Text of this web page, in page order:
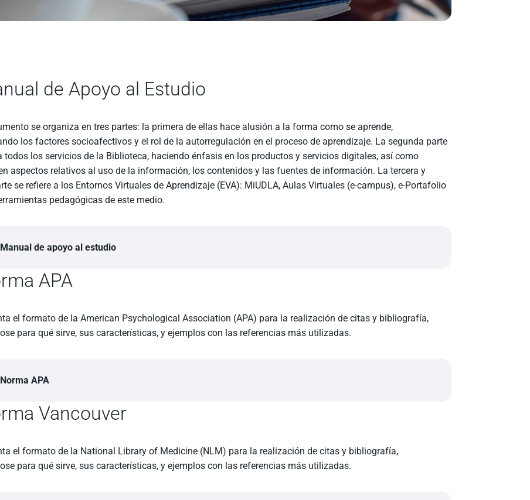
de Apoyo al Estudio
se organiza en tres partes: la primera de ellas hace alusión a la forma como se aprende,
los factores socioafectivos y el rol de la autorregulación en el proceso de aprendizaje. La segunda parte
todos los servicios de la Biblioteca, haciendo énfasis en los productos y servicios digitales, así como
aspectos relativos al uso de la información, los contenidos y las fuentes de información. La tercera y
se refiere a los Entornos Virtuales de Aprendizaje (EVA): MiUDLA, Aulas Virtuales (e-campus), e-Portafolio
pedagógicas de este medio.
Manual de apoyo al estudio
APA
el formato de la American Psychological Association (APA) para la realización de citas y bibliografía,
para qué sirve, sus características, y ejemplos con las referencias más utilizadas.
Norma APA
Vancouver
el formato de la National Library of Medicine (NLM) para la realización de citas y bibliografía,
para qué sirve, sus características, y ejemplos con las referencias más utilizadas.